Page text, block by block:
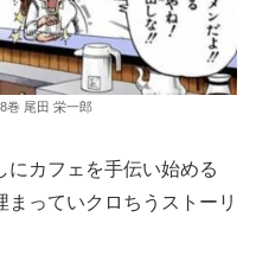
巻 尾田 栄一郎
にカフェを手伝い始める
っていクロちうストーリ